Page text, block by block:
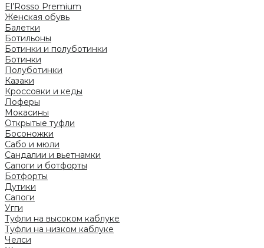
El’Rosso Premium
Женская обувь
Балетки
Ботильоны
Ботинки и полуботинки
Ботинки
Полуботинки
Казаки
Кроссовки и кеды
Лоферы
Мокасины
Открытые туфли
Босоножки
Сабо и мюли
Сандалии и вьетнамки
Сапоги и ботфорты
Ботфорты
Дутики
Сапоги
Угги
Туфли на высоком каблуке
Туфли на низком каблуке
Челси